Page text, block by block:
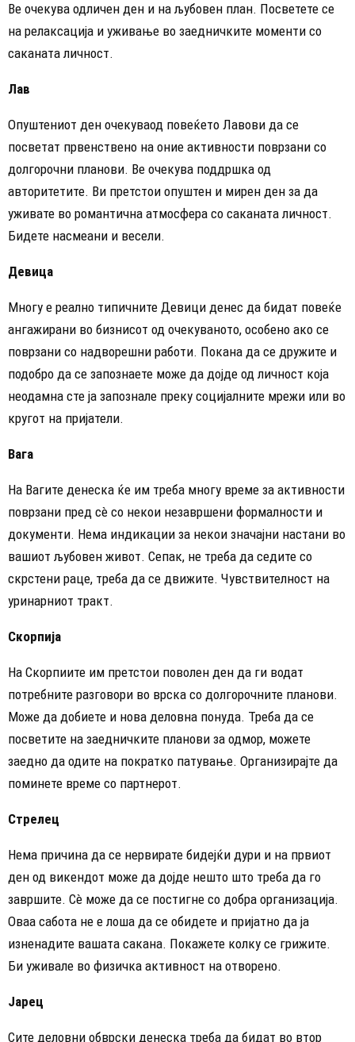
Ве очекува одличен ден и на љубовен план. Посветете се
на релаксација и уживање во заедничките моменти со
саканата личност.
Лав
Опуштениот ден очекуваод повеќето Лавови да се
посветат првенствено на оние активности поврзани со
долгорочни планови. Ве очекува поддршка од
авторитетите. Ви претстои опуштен и мирен ден за да
уживате во романтична атмосфера со саканата личност.
Бидете насмеани и весели.
Девица
Многу е реално типичните Девици денес да бидат повеќе
ангажирани во бизнисот од очекуваното, особено ако се
поврзани со надворешни работи. Покана да се дружите и
подобро да се запознаете може да дојде од личност која
неодамна сте ја запознале преку социјалните мрежи или во
кругот на пријатели.
Вага
На Вагите денеска ќе им треба многу време за активности
поврзани пред сè со некои незавршени формалности и
документи. Нема индикации за некои значајни настани во
вашиот љубовен живот. Сепак, не треба да седите со
скрстени раце, треба да се движите. Чувствителност на
уринарниот тракт.
Скорпија
На Скорпиите им претстои поволен ден да ги водат
потребните разговори во врска со долгорочните планови.
Може да добиете и нова деловна понуда. Треба да се
посветите на заедничките планови за одмор, можете
заедно да одите на пократко патување. Организирајте да
поминете време со партнерот.
Стрелец
Нема причина да се нервирате бидејќи дури и на првиот
ден од викендот може да дојде нешто што треба да го
завршите. Сè може да се постигне со добра организација.
Оваа сабота не е лоша да се обидете и пријатно да ја
изненадите вашата сакана. Покажете колку се грижите.
Би уживале во физичка активност на отворено.
Јарец
Сите деловни обврски денеска треба да бидат во втор